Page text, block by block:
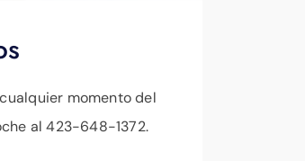
momento del
al 423-648-1372.